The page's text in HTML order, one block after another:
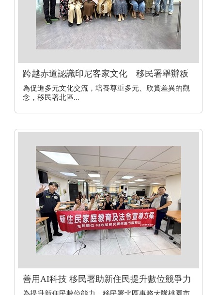
跨越赤道認識印尼客家文化 移民署舉辦粄
食手作體驗
為促進多元文化交流，培養尊重多元、欣賞差異的觀
念，移民署北區...
善用AI科技 移民署助新住民提升數位競爭力
為提升新住民數位能力，移民署北區事務大隊桃園市